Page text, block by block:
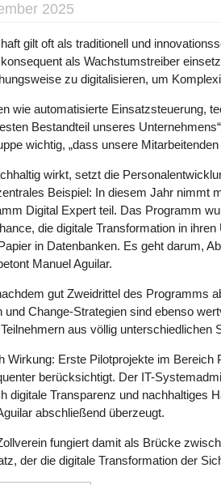
2025
gilt oft als traditionell und
als Wachstumstreiber
zu digitalisieren, um
wie automatisierte Einsatzsteuerung,
Bestandteil unseres
wichtig, „dass unsere
wirkt, setzt die
Beispiel: In diesem Jahr nimmt
Digital Expert teil. Das Programm
die digitale Transformation in
in Datenbanken. Es geht darum,
Manuel Aguilar.
gut Zweidrittel des Programms
und Change-Strategien sind ebenso
aus völlig unterschiedlichen
Wirkung: Erste Pilotprojekte im
berücksichtigt. Der IT-
digitale Transparenz und nachhaltiges
abschließend überzeugt.
fungiert damit als Brücke
der die digitale Transformation der